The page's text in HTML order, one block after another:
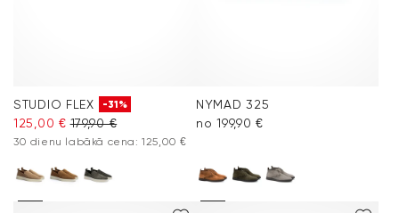
STUDIO FLEX -31%
125,00 € 179,90 €
30 dienu labākā cena: 125,00 €
NYMAD 325
no 199,90 €